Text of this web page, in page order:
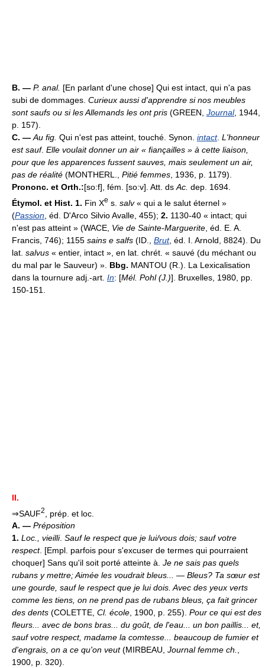
B. — P. anal. [En parlant d'une chose] Qui est intact, qui n'a pas
subi de dommages. Curieux aussi d'apprendre si nos meubles
sont saufs ou si les Allemands les ont pris (GREEN, Journal, 1944,
p. 157).
C. — Au fig. Qui n'est pas atteint, touché. Synon. intact. L'honneur
est sauf. Elle voulait donner un air « fiançailles » à cette liaison,
pour que les apparences fussent sauves, mais seulement un air,
pas de réalité (MONTHERL., Pitié femmes , 1936, p. 1179).
Prononc. et Orth.:[so:f], fém. [so:v]. Att. ds Ac. dep. 1694.
Étymol. et Hist. 1. Fin Xe s. salv« qui a le salut éternel »
(Passion , éd. D'Arco Silvio Avalle, 455); 2. 1130-40 « intact; qui
n'est pas atteint » (WACE, Vie de Sainte-Marguerite , éd. E. A.
Francis, 746); 1155 sains e salfs (ID., Brut, éd. I. Arnold, 8824). Du
lat. salvus « entier, intact », en lat. chrét. « sauvé (du méchant ou
du mal par le Sauveur) ». Bbg. MANTOU (R.). La Lexicalisation
dans la tournure adj.-art. In: [Mél. Pohl (J.)]. Bruxelles, 1980, pp.
150-151.
II.
⇒SAUF2
, prép. et loc.
A. — Préposition
1. Loc., vieilli. Sauf le respect que je lui/vous dois; sauf votre
respect. [Empl. parfois pour s'excuser de termes qui pourraient
choquer] Sans qu'il soit porté atteinte à. Je ne sais pas quels
rubans y mettre; Aimée les voudrait bleus... — Bleus? Ta sœur est
une gourde, sauf le respect que je lui dois. Avec des yeux verts
comme les tiens, on ne prend pas de rubans bleus, ça fait grincer
des dents (COLETTE, Cl. école, 1900, p. 255). Pour ce qui est des
fleurs... avec de bons bras... du goût, de l'eau... un bon paillis... et,
sauf votre respect, madame la comtesse... beaucoup de fumier et
d'engrais, on a ce qu'on veut(MIRBEAU, Journal femme ch.,
1900, p. 320).